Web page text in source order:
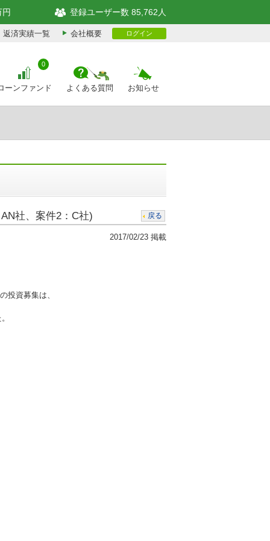
円 登録ユーザー数 85,762人
返済実績一覧 会社概要 ログイン
ーンファンド
0
よくある質問 お知らせ
社、案件2：C社) 戻る
2017/02/23 掲載
の投資募集は、